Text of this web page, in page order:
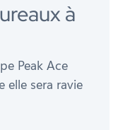
à
Peak Ace
elle sera ravie